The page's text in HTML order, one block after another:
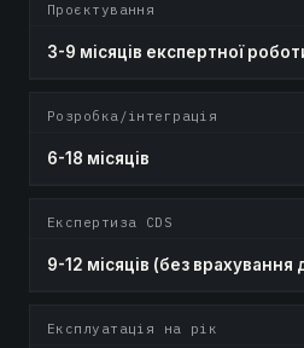
Проєктування
3-9 місяців експертної
Розробка/інтеграція
6-18 місяців
Експертиза CDS
9-12 місяців (без
Експлуатація на рік